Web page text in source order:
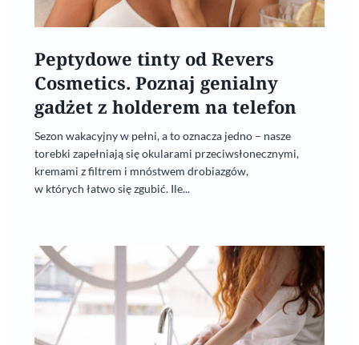
Peptydowe tinty od Revers
Cosmetics. Poznaj genialny
gadżet z holderem na telefon
Sezon wakacyjny w pełni, a to oznacza jedno – nasze
torebki zapełniają się okularami przeciwsłonecznymi,
kremami z filtrem i mnóstwem drobiazgów,
w których łatwo się zgubić. Ile...